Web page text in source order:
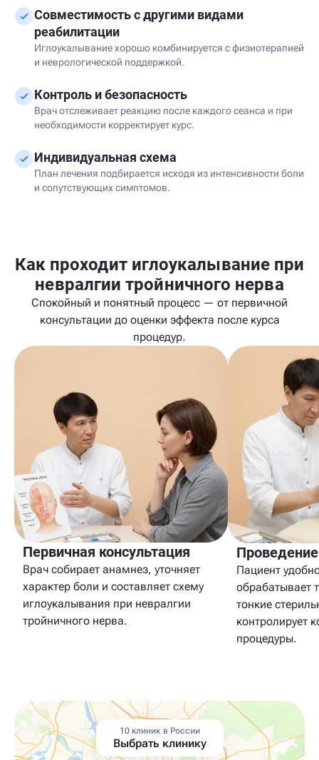
Совместимость с другими видами
реабилитации
Иглоукалывание хорошо комбинируется с физиотерапией
и неврологической поддержкой.
Контроль и безопасность
Врач отслеживает реакцию после каждого сеанса и при
необходимости корректирует курс.
Индивидуальная схема
План лечения подбирается исходя из интенсивности боли
и сопутствующих симптомов.
Как проходит иглоукалывание при
невралгии тройничного нерва
Спокойный и понятный процесс — от первичной
консультации до оценки эффекта после курса
процедур.
Первичная консультация
Врач собирает анамнез, уточняет
характер боли и составляет схему
иглоукалывания при невралгии
тройничного нерва.
Пациент
обрабатывает
тонкие
контролирует
процедуры.
10 клиник в России
Выбрать клинику